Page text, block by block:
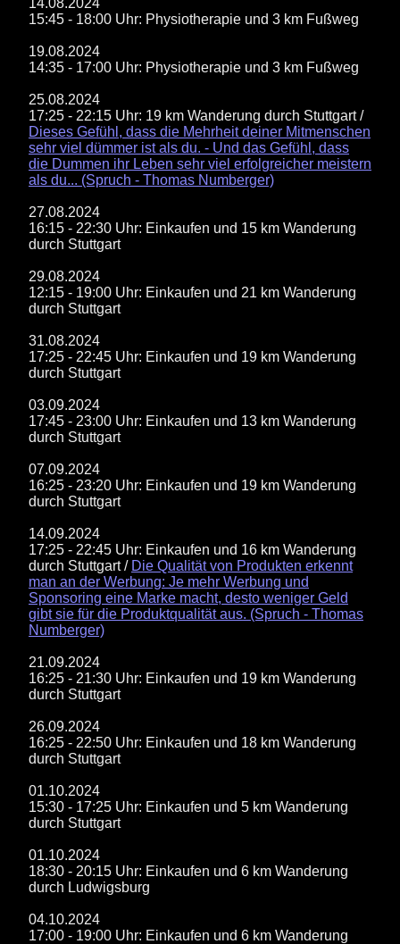
14.08.2024
15:45 - 18:00 Uhr: Physiotherapie und 3 km Fußweg
19.08.2024
14:35 - 17:00 Uhr: Physiotherapie und 3 km Fußweg
25.08.2024
17:25 - 22:15 Uhr: 19 km Wanderung durch Stuttgart /
Dieses Gefühl, dass die Mehrheit deiner Mitmenschen
sehr viel dümmer ist als du. - Und das Gefühl, dass
die Dummen ihr Leben sehr viel erfolgreicher meistern
als du... (Spruch - Thomas Numberger)
27.08.2024
16:15 - 22:30 Uhr: Einkaufen und 15 km Wanderung
durch Stuttgart
29.08.2024
12:15 - 19:00 Uhr: Einkaufen und 21 km Wanderung
durch Stuttgart
31.08.2024
17:25 - 22:45 Uhr: Einkaufen und 19 km Wanderung
durch Stuttgart
03.09.2024
17:45 - 23:00 Uhr: Einkaufen und 13 km Wanderung
durch Stuttgart
07.09.2024
16:25 - 23:20 Uhr: Einkaufen und 19 km Wanderung
durch Stuttgart
14.09.2024
17:25 - 22:45 Uhr: Einkaufen und 16 km Wanderung
durch Stuttgart / Die Qualität von Produkten erkennt
man an der Werbung: Je mehr Werbung und
Sponsoring eine Marke macht, desto weniger Geld
gibt sie für die Produktqualität aus. (Spruch - Thomas
Numberger)
21.09.2024
16:25 - 21:30 Uhr: Einkaufen und 19 km Wanderung
durch Stuttgart
26.09.2024
16:25 - 22:50 Uhr: Einkaufen und 18 km Wanderung
durch Stuttgart
01.10.2024
15:30 - 17:25 Uhr: Einkaufen und 5 km Wanderung
durch Stuttgart
01.10.2024
18:30 - 20:15 Uhr: Einkaufen und 6 km Wanderung
durch Ludwigsburg
04.10.2024
17:00 - 19:00 Uhr: Einkaufen und 6 km Wanderung